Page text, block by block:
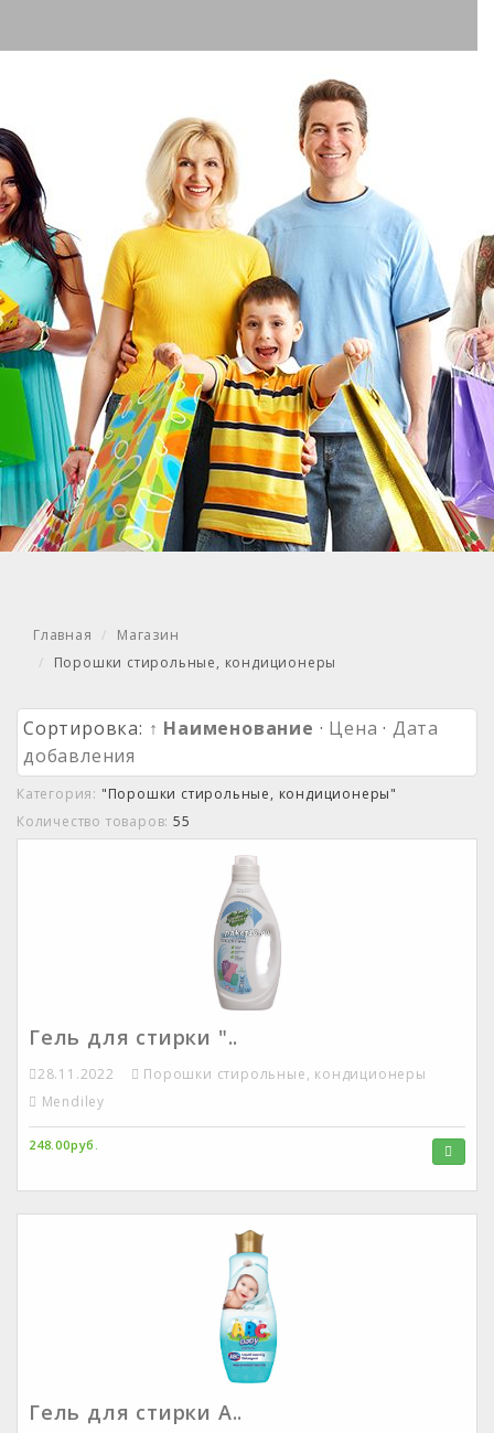
Главная
Магазин
Порошки стирольные, кондиционеры
Сортировка: ↑ Наименование · Цена · Дата
добавления
Категория: "Порошки стирольные, кондиционеры"
Количество товаров: 55
Гель для стирки "..
28.11.2022
Порошки стирольные, кондиционеры
Mendiley
248.00руб.
Гель для стирки А..